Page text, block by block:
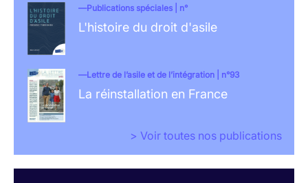
Publications spéciales | n°
L'histoire du droit d'asile
Lettre de l’asile et de l’intégration | n°93
La réinstallation en France
> Voir toutes nos publications